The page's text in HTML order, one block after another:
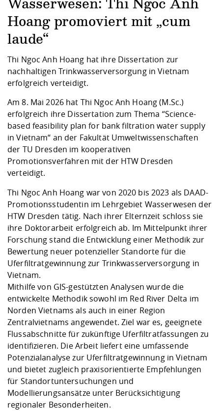
Vorbereitung
Studien- und
und Physik
Digitales Lernen
Studieren in
Studentenwerk
Angebote der
Arbeit
Career Service
Formulare und
Internationale
Formulare und
FIS -
Prototyping und
Kontakt &
Klimaschutz &
Förderverein
Gremien und
Informatik/
Maschinenbau
Angebote für Unternehmen
Kontakt und Anfahrt
Qualitätssicherung
Wasserwesen: Thi Ngoc Anh
Hoang promoviert mit „cum
laude“
Thi Ngoc Anh Hoang hat ihre Dissertation zur
nachhaltigen Trinkwasserversorgung in Vietnam
erfolgreich verteidigt.
Am 8. Mai 2026 hat Thi Ngoc Anh Hoang (M.Sc.)
erfolgreich ihre Dissertation zum Thema “Science-
based feasibility plan for bank filtration water supply
in Vietnam“ an der Fakultät Umweltwissenschaften
der TU Dresden im kooperativen
Promotionsverfahren mit der HTW Dresden
verteidigt.
Thi Ngoc Anh Hoang war von 2020 bis 2023 als DAAD-
Promotionsstudentin im Lehrgebiet Wasserwesen der
HTW Dresden tätig. Nach ihrer Elternzeit schloss sie
ihre Doktorarbeit erfolgreich ab. Im Mittelpunkt ihrer
Forschung stand die Entwicklung einer Methodik zur
Bewertung neuer potenzieller Standorte für die
Uferfiltratgewinnung zur Trinkwasserversorgung in
Vietnam.
Mithilfe von GIS-gestützten Analysen wurde die
entwickelte Methodik sowohl im Red River Delta im
Norden Vietnams als auch in einer Region
Zentralvietnams angewendet. Ziel war es, geeignete
Flussabschnitte für zukünftige Uferfiltratfassungen zu
identifizieren. Die Arbeit liefert eine umfassende
Potenzialanalyse zur Uferfiltratgewinnung in Vietnam
und bietet zugleich praxisorientierte Empfehlungen
für Standortuntersuchungen und
Modellierungsansätze unter Berücksichtigung
regionaler Besonderheiten.